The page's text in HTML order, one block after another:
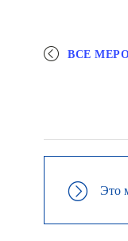
ВСЕ
Это